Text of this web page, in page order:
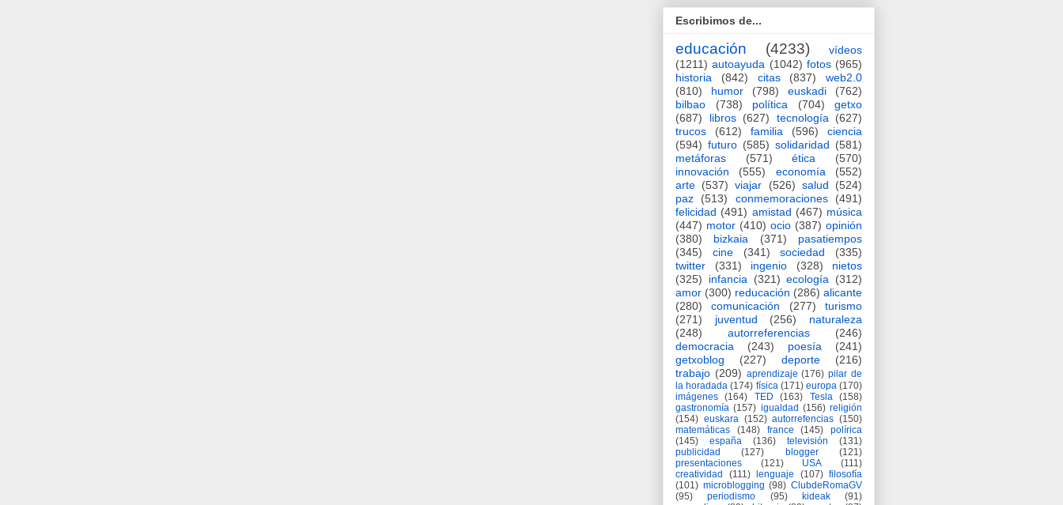
Escribimos de...
educación (4233)
vídeos
(1211) autoayuda (1042) fotos (965)
historia
(842) citas (837)
web2.0
(810)
humor (798) euskadi
(762)
bilbao
(738) política (704)
getxo
(687)
libros (627) tecnología
(627)
trucos
(612) familia (596)
ciencia
(594) futuro (585) solidaridad (581)
metáforas
(571) ética
(570)
innovación
(555) economía
(552)
arte (537) viajar (526) salud
(524)
paz
(513) conmemoraciones
(491)
felicidad (491) amistad (467) música
(447) motor (410) ocio (387) opinión
(380)
bizkaia (371)
pasatiempos
(345)
cine (341) sociedad
(335)
twitter
(331) ingenio (328)
nietos
(325)
infancia (321) ecología
(312)
amor (300) reducación (286) alicante
(280)
comunicación (277)
turismo
(271)
juventud (256)
naturaleza
(248)
autorreferencias
(246)
democracia
(243) poesía
(241)
getxoblog
(227) deporte
(216)
trabajo (209) aprendizaje (176) pilar de
la horadada (174) física (171) europa (170)
imágenes
(164) TED (163) Tesla
(158)
gastronomía (157) igualdad (156) religión
(154) euskara (152) autorrefencias (150)
matemáticas
(148) france (145)
polírica
(145)
españa (136) televisión
(131)
publicidad
(127) blogger
(121)
presentaciones
(121) USA
(111)
creatividad
(111) lenguaje (107) filosofía
(101) microblogging (98) ClubdeRomaGV
(95)
periodismo (95) kideak
(91)